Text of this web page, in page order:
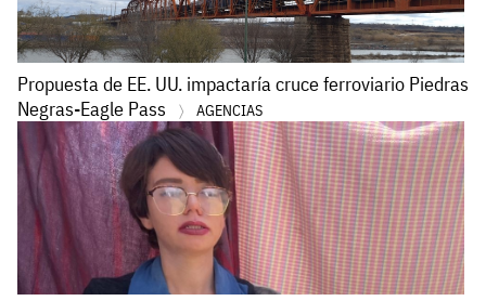
Propuesta de EE. UU. impactaría cruce ferroviario Piedras
Negras-Eagle Pass
AGENCIAS